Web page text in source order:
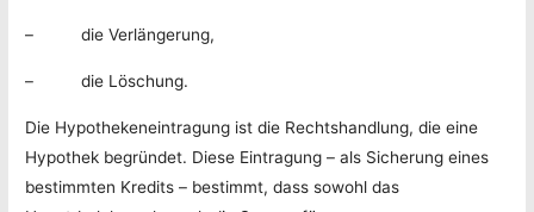
– die Verlängerung,
– die Löschung.
Die Hypothekeneintragung ist die Rechtshandlung, die eine
Hypothek begründet. Diese Eintragung – als Sicherung eines
bestimmten Kredits – bestimmt, dass sowohl das